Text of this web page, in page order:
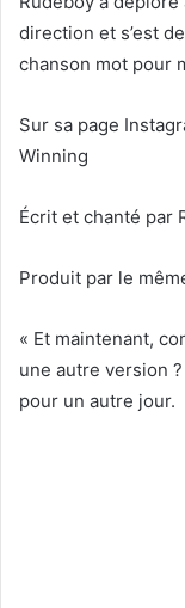
direction et s’est
chanson mot pour
Sur sa page
Winning
Écrit et chanté par
Produit par le
« Et maintenant,
une autre version
pour un autre jour.